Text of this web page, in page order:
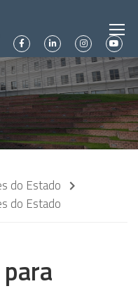
do Estado
do Estado